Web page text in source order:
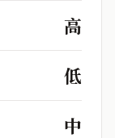
高
低
中